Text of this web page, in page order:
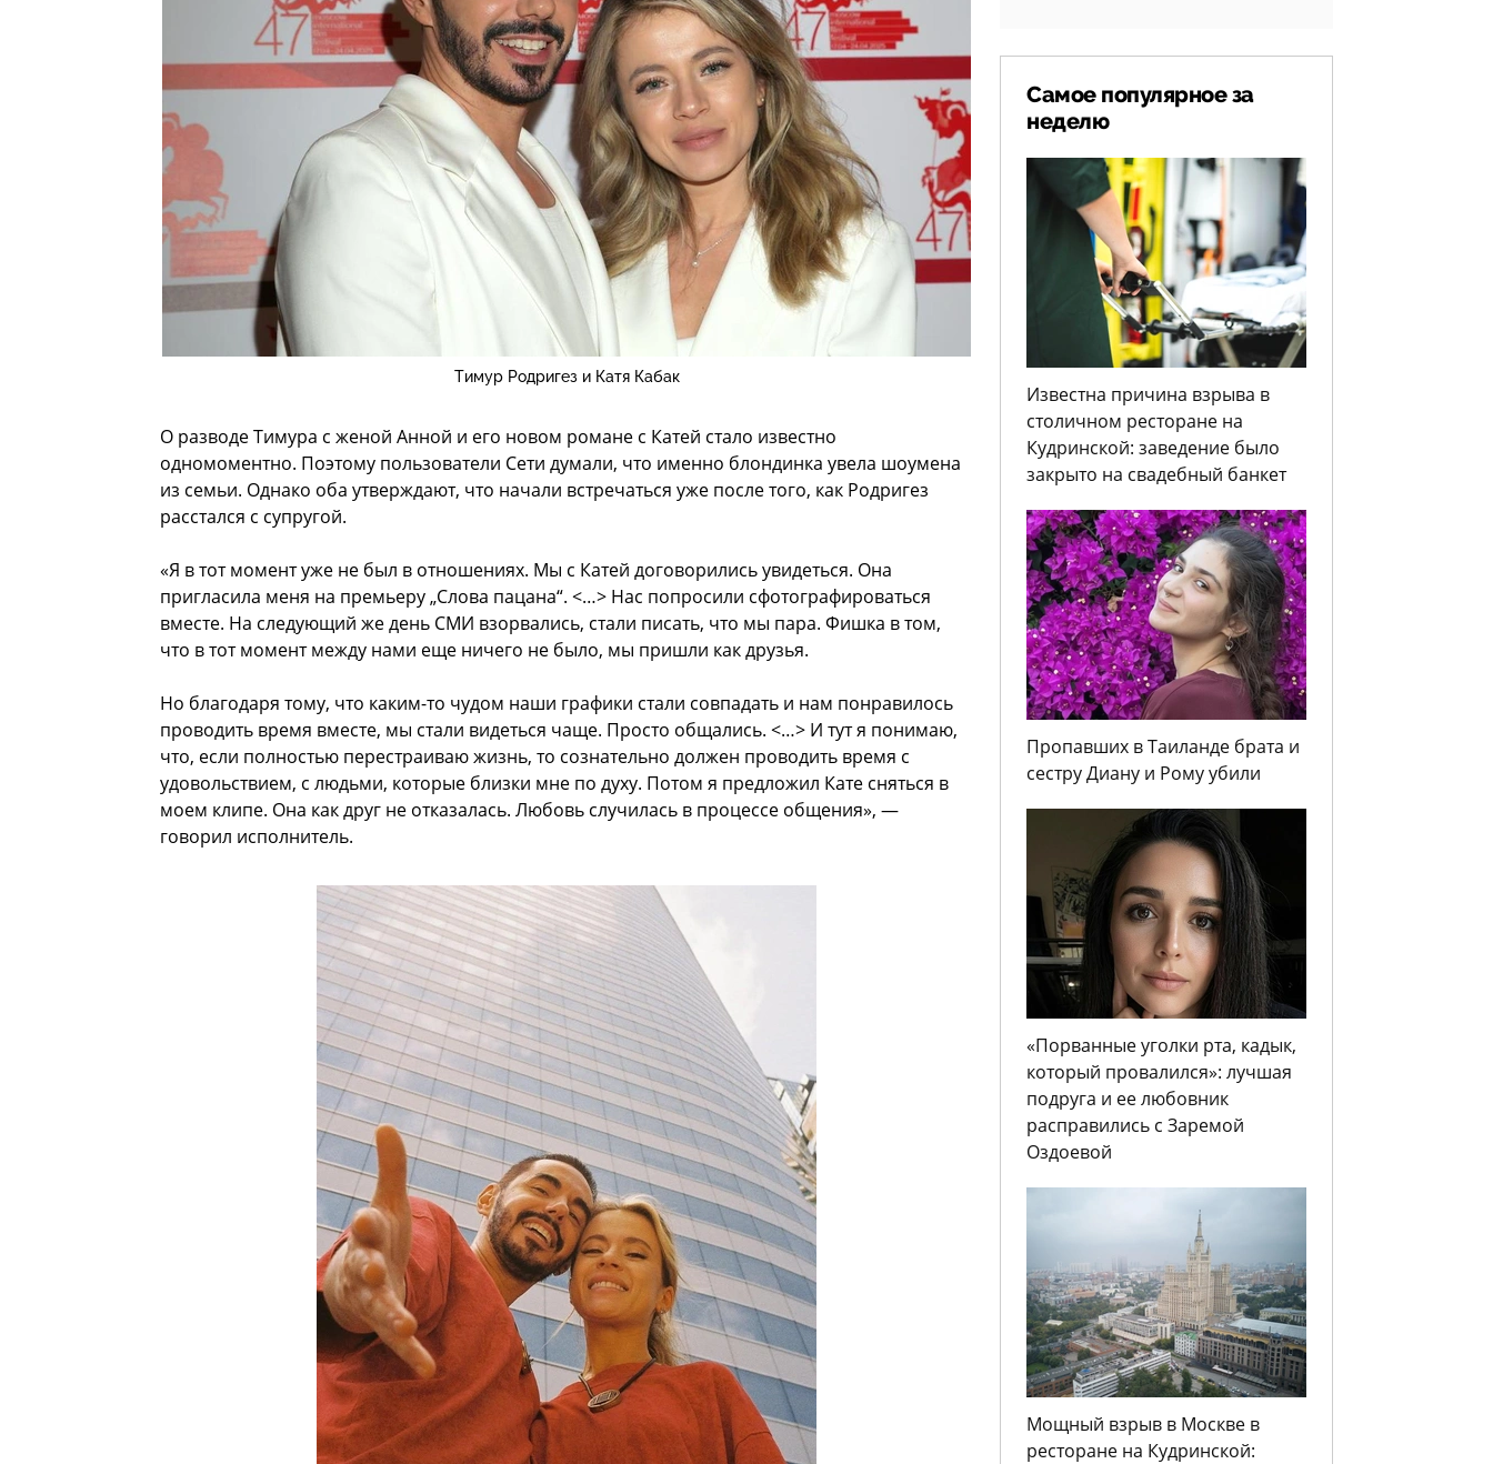
Тимур Родригез и Катя Кабак
О разводе Тимура с женой Анной и его новом романе с Катей стало известно
одномоментно. Поэтому пользователи Сети думали, что именно блондинка увела шоумена
из семьи. Однако оба утверждают, что начали встречаться уже после того, как Родригез
расстался с супругой.
«Я в тот момент уже не был в отношениях. Мы с Катей договорились увидеться. Она
пригласила меня на премьеру „Слова пацана“. <…> Нас попросили сфотографироваться
вместе. На следующий же день СМИ взорвались, стали писать, что мы пара. Фишка в том,
что в тот момент между нами еще ничего не было, мы пришли как друзья.
Но благодаря тому, что каким-то чудом наши графики стали совпадать и нам понравилось
проводить время вместе, мы стали видеться чаще. Просто общались. <…> И тут я понимаю,
что, если полностью перестраиваю жизнь, то сознательно должен проводить время с
удовольствием, с людьми, которые близки мне по духу. Потом я предложил Кате сняться в
моем клипе. Она как друг не отказалась. Любовь случилась в процессе общения», —
говорил исполнитель.
Самое популярное за
неделю
Известна причина взрыва в
столичном ресторане на
Кудринской: заведение было
закрыто на свадебный банкет
Пропавших в Таиланде брата и
сестру Диану и Рому убили
«Порванные уголки рта, кадык,
который провалился»: лучшая
подруга и ее любовник
расправились с Заремой
Оздоевой
Мощный взрыв в Москве в
ресторане на Кудринской: